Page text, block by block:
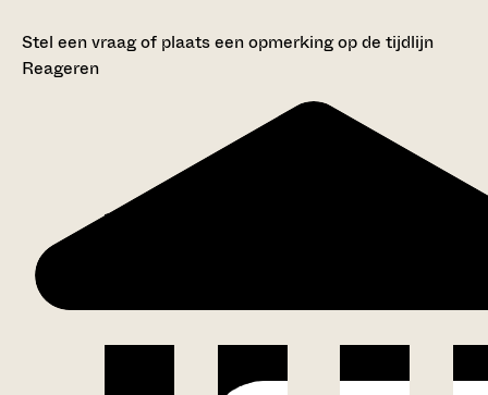
Stel een vraag of plaats een opmerking op de tijdlijn
Reageren